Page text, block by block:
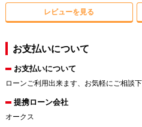
レビューを見る
お支払いについて
お支払いについて
ローンご利用出来ます、お気軽にご相談下
提携ローン会社
オークス